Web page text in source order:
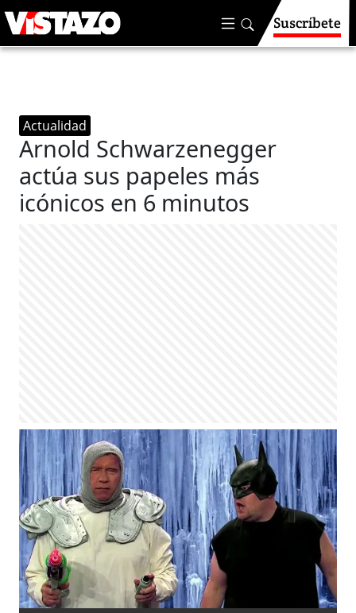
Suscríbete
Actualidad
Arnold Schwarzenegger
actúa sus papeles más
icónicos en 6 minutos